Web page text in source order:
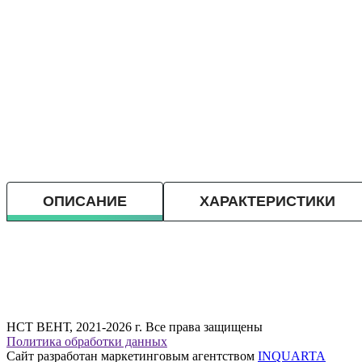
ОПИСАНИЕ ХАРАКТЕРИСТИКИ
НСТ ВЕНТ, 2021-2026 г. Все права защищены
Политика обработки данных
Сайт разработан маркетинговым агентством INQUARTA